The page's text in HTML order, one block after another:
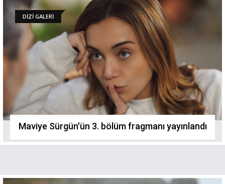
DİZİ GALERİ
Maviye Sürgün'ün 3. bölüm fragmanı yayınlandı